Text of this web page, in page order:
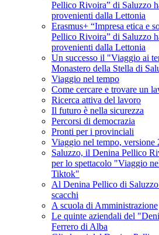
Pellico Rivoira” di Saluzzo
provenienti dalla Lettonia
Erasmus+ “Impresa etica e
Pellico Rivoira” di Saluzzo
provenienti dalla Lettonia
Un successo il "Viaggio ai
Monastero della Stella di
Viaggio nel tempo
Come cercare e trovare un
Ricerca attiva del lavoro
Il futuro è nella sicurezza
Percorsi di democrazia
Pronti per i provinciali
Viaggio nel tempo, versione
Saluzzo, il Denina Pellico
per lo spettacolo "Viaggio
Tiktok"
Al Denina Pellico di
scacchi
A scuola di Amministrazione
Le quinte aziendali del
Ferrero di Alba